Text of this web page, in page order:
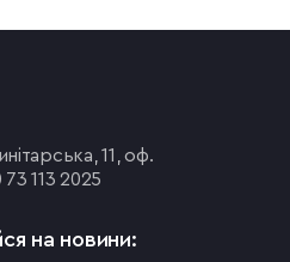
11, оф.
73 113 2025
на новини: